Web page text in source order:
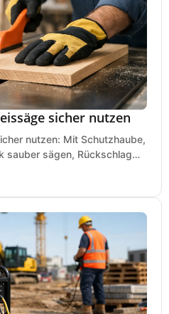
sicher nutzen
nutzen: Mit Schutzhaube,
sauber sägen, Rückschlag